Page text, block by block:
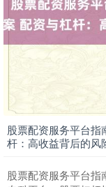
股票配资服务平台
杆：高收益背后的风
股票配资服务平台